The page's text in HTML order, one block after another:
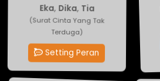
Eka,Dika,Tia
(Surat Cinta Yang Tak
Terduga)
Setting Peran